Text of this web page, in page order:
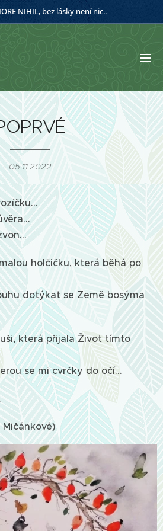
NIHIL, bez lásky není nic..
05.11.2022
holčičku, která běhá po
dotýkat se Země bosýma
která přijala Život tímto
se mi cvrčky do očí...